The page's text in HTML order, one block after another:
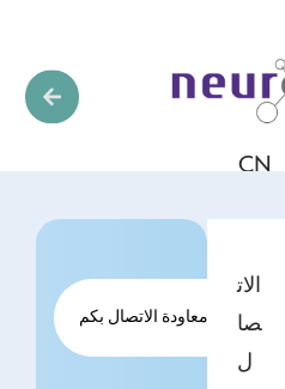
CN
طلب معاودة الاتصال بكم
الات
صا
ل